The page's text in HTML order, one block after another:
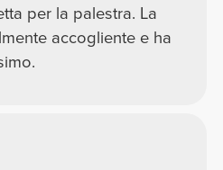
per la palestra. La
accogliente e ha